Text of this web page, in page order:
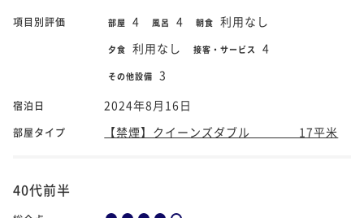
項目別評価 部屋 4 風呂 4 朝食 利用なし
夕食 利用なし 接客・サービス 4
その他設備 3
宿泊日 2024年8月16日
部屋タイプ 【禁煙】クイーンズダブル 17平米
40代前半